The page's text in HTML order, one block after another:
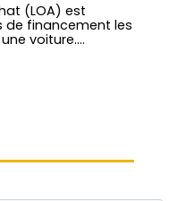
(LOA) est
de financement les
voiture.…